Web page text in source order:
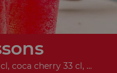
coca cherry 33 cl, ...